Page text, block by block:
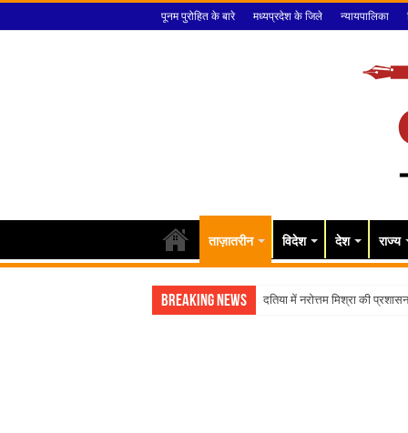
पूनम पुरोहित के बारे मध्यप्रदेश के जिले न्यायपालिका
ताज़ातरीन विदेश देश राज्य
Breaking News